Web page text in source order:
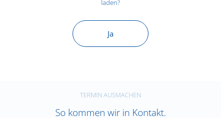
laden?
Ja
TERMIN AUSMACHEN
So kommen wir in Kontakt.